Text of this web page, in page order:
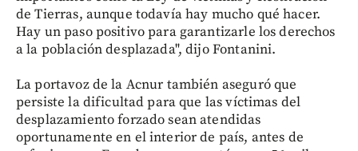
de Tierras, aunque todavía hay mucho qué hacer.
Hay un paso positivo para garantizarle los derechos
a la población desplazada", dijo Fontanini.
La portavoz de la Acnur también aseguró que
persiste la dificultad para que las víctimas del
desplazamiento forzado sean atendidas
oportunamente en el interior de país, antes de